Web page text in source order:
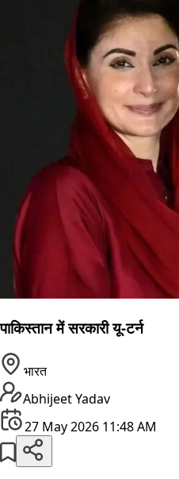
पाकिस्तान में सरकारी यू-टर्न
भारत
Abhijeet Yadav
27 May 2026 11:48 AM